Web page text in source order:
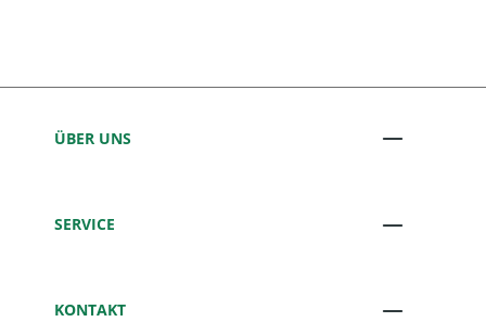
ÜBER UNS
SERVICE
KONTAKT